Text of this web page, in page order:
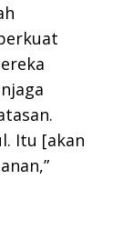
Itu [akan